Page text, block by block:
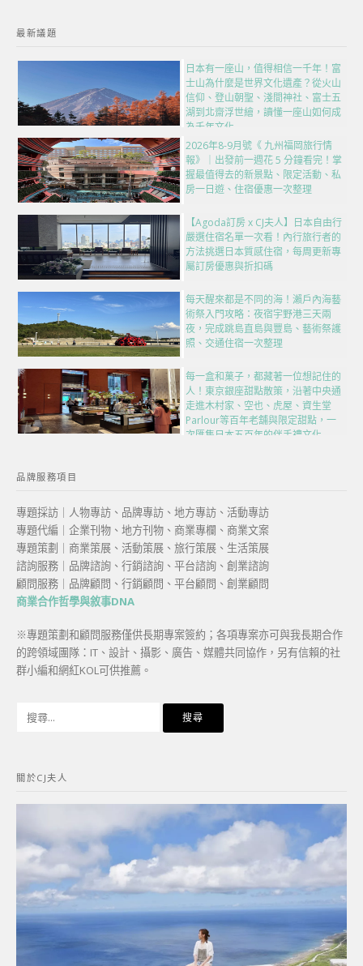
最新議題
日本有一座山，值得相信一千年！富
士山為什麼是世界文化遺產？從火山
信仰、登山朝聖、淺間神社、富士五
湖到北齋浮世繪，讀懂一座山如何成
為千年文化
2026年8-9月號《 九州福岡旅行情
報》｜出發前一週花 5 分鐘看完！掌
握最值得去的新景點、限定活動、私
房一日遊、住宿優惠一次整理
【Agoda訂房 x CJ夫人】日本自由行
嚴選住宿名單一次看！內行旅行者的
方法挑選日本質感住宿，每周更新專
屬訂房優惠與折扣碼
每天醒來都是不同的海！瀨戶內海藝
術祭入門攻略：夜宿宇野港三天兩
夜，完成跳島直島與豐島、藝術祭護
照、交通住宿一次整理
每一盒和菓子，都藏著一位想記住的
人！東京銀座甜點散策，沿著中央通
走進木村家、空也、虎屋、資生堂
Parlour等百年老舖與限定甜點，一
次匯集日本五百年的伴手禮文化
品牌服務項目
專題採訪｜人物專訪、品牌專訪、地方專訪、活動專訪
專題代編｜企業刊物、地方刊物、商業專欄、商業文案
專題策劃｜商業策展、活動策展、旅行策展、生活策展
諮詢服務｜品牌諮詢、行銷諮詢、平台諮詢、創業諮詢
顧問服務｜品牌顧問、行銷顧問、平台顧問、創業顧問
商業合作哲學與敘事DNA
※專題策劃和顧問服務僅供長期專案簽約；各項專案亦可與我長期合作
的跨領域團隊：IT、設計、攝影、廣告、媒體共同協作，另有信賴的社
群小編和網紅KOL可供推薦。
字:
關於CJ夫人